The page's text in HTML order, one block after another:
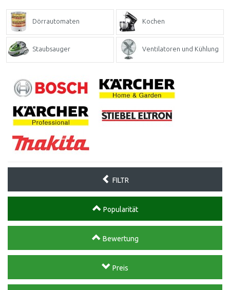
Dörrautomaten Kochen
Staubsauger Ventilatoren und Kühlung
FILTR
Popularität
Bewertung
Preis